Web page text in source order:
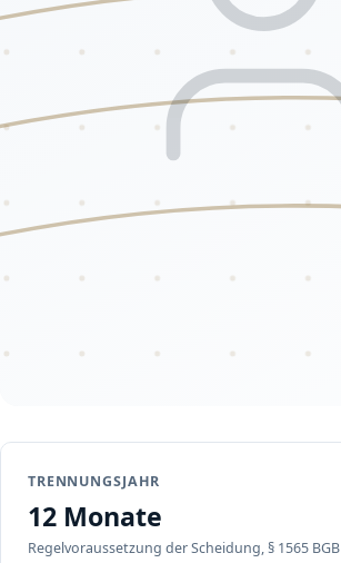
TRENNUNGSJAHR
12 Monate
Regelvoraussetzung der Scheidung, § 1565 BGB